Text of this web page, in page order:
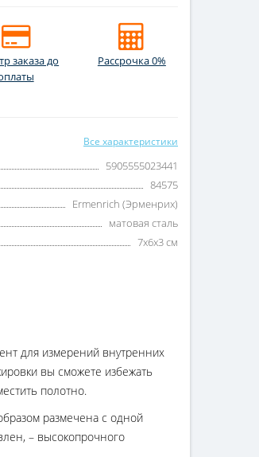
заказа до
Рассрочка 0%
Все характеристики
5905555023441
84575
Ermenrich (Эрменрих)
матовая сталь
7x6x3 см
для измерений внутренних
вы сможете избежать
полотно.
размечена с одной
– высокопрочного